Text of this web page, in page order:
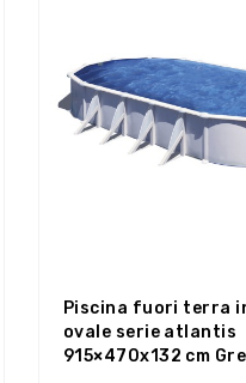
Piscina fuori terra
ovale serie atlantis
915×470x132 cm Gre